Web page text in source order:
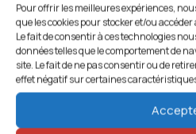
Pour offrir les meilleures expériences,
que les cookies pour stocker et/ou
Le fait de consentir à ces technologies
données telles que le comportement de
site. Le fait de ne pas consentir ou de
effet négatif sur certaines